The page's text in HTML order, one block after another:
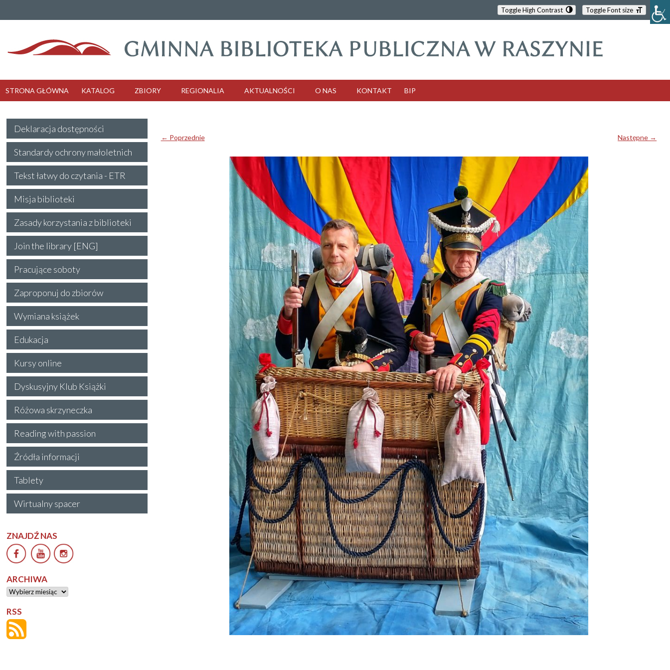
Toggle High Contrast Toggle Font size
STRONA GŁÓWNA KATALOG ZBIORY REGIONALIA AKTUALNOŚCI O NAS KONTAKT BIP
← Poprzednie Następne →
Deklaracja dostępności
Standardy ochrony małoletnich
Tekst łatwy do czytania - ETR
Misja biblioteki
Zasady korzystania z biblioteki
Join the library [ENG]
Pracujące soboty
Zaproponuj do zbiorów
Wymiana książek
Edukacja
Kursy online
Dyskusyjny Klub Książki
Różowa skrzyneczka
Reading with passion
Źródła informacji
Tablety
Wirtualny spacer
ZNAJDŹ NAS
ARCHIWA
Archiwa
RSS